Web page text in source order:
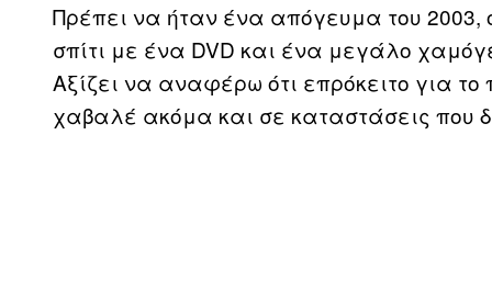
Πρέπει να ήταν ένα απόγευμα του 2003,
σπίτι με ένα DVD και ένα μεγάλο
Αξίζει να αναφέρω ότι επρόκειτο για
χαβαλέ ακόμα και σε καταστάσεις που